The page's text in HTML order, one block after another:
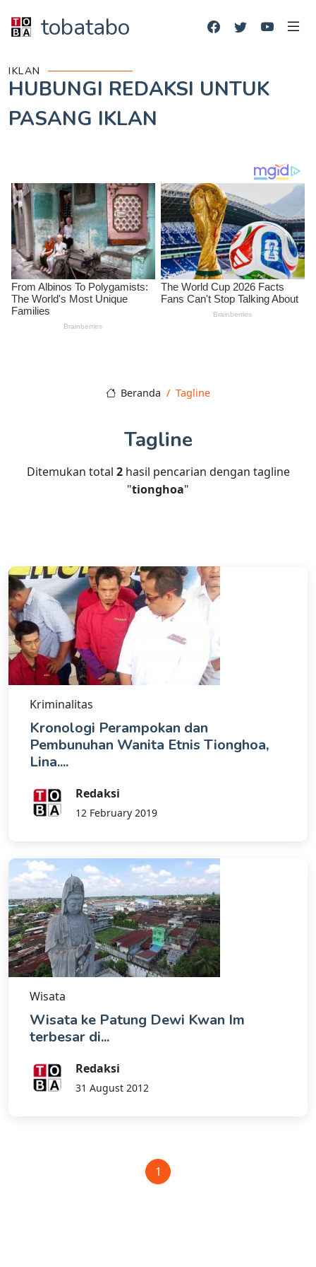
tobatabo
IKLAN
HUBUNGI REDAKSI UNTUK
PASANG IKLAN
Beranda Tagline
Tagline
Ditemukan total 2hasil pencarian dengan tagline
"tionghoa"
Kriminalitas
Kronologi Perampokan dan
Pembunuhan Wanita Etnis Tionghoa,
Lina....
Redaksi
12 February 2019
Wisata
Wisata ke Patung Dewi Kwan Im
terbesar di...
Redaksi
31 August 2012
1